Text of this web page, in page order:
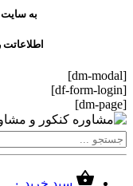
به
[dm-modal]
[df-form-login]
[dm-page]